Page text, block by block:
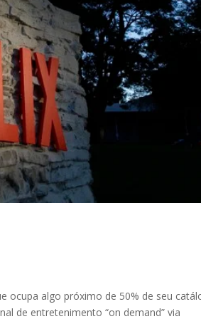
ocupa algo próximo de 50% de seu
de entretenimento “on demand” via